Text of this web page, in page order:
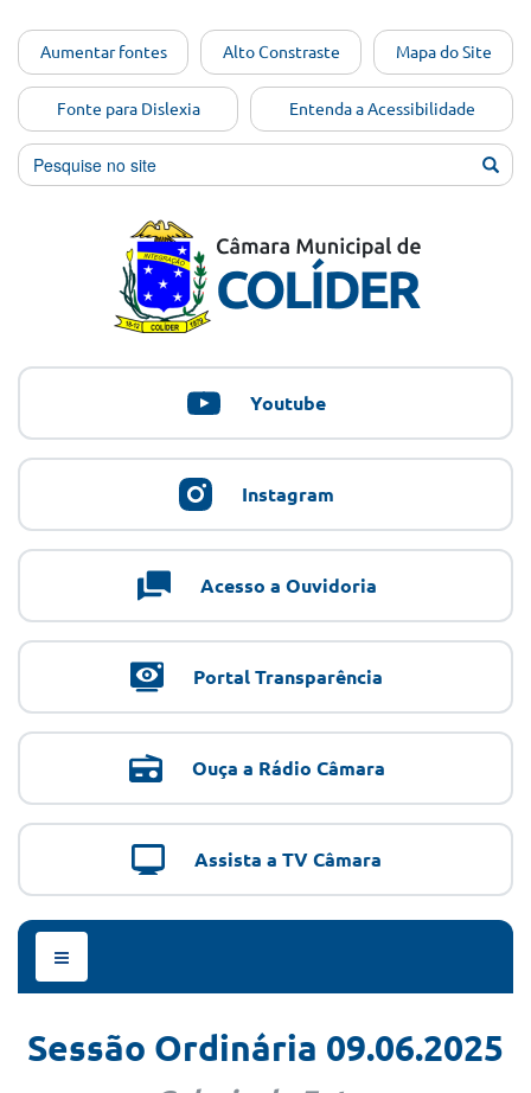
conteúdo
[Alt+1]
Ir para
o menu
[Alt+2]
[Alt+4]
Aumentar fontes Alto Constraste Mapa do Site
Fonte para Dislexia Entenda a Acessibilidade
Youtube
Instagram
Acesso a Ouvidoria
Portal Transparência
Ouça a Rádio Câmara
Assista a TV Câmara
Menu
de
Sessão Ordinária 09.06.2025